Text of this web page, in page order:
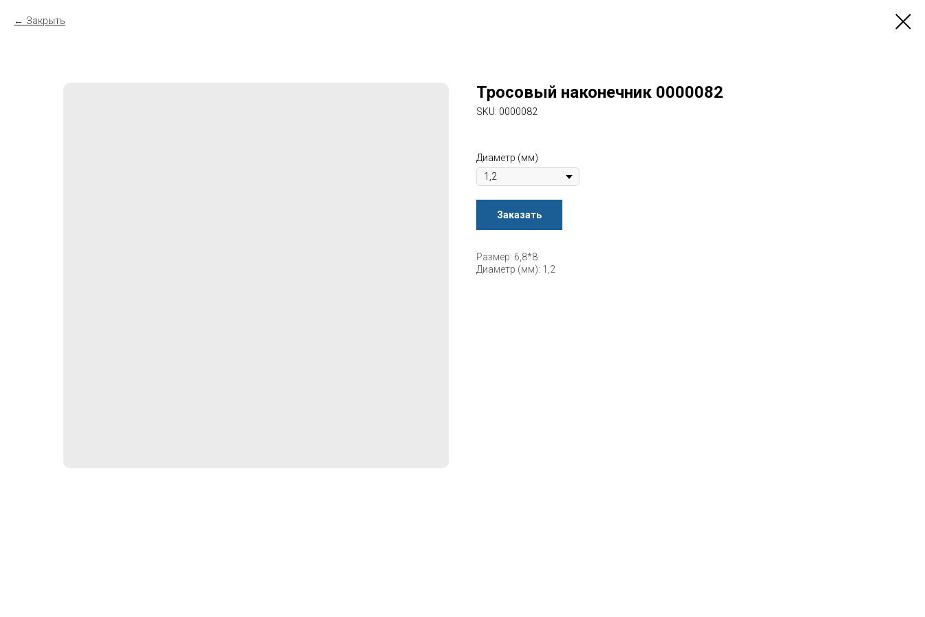
Закрыть
Тросовый наконечник 0000082
SKU: 0000082
Диаметр (мм)
Заказать
Размер: 6,8*8
Диаметр (мм): 1,2